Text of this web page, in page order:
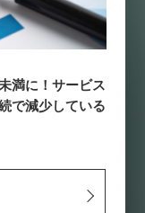
満に！サービス
で減少している